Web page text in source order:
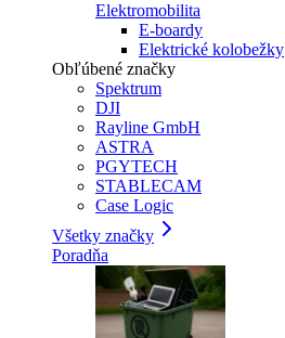
Elektromobilita
E-boardy
Elektrické kolobežky
Obľúbené značky
Spektrum
DJI
Rayline GmbH
ASTRA
PGYTECH
STABLECAM
Case Logic
Všetky značky
Poradňa